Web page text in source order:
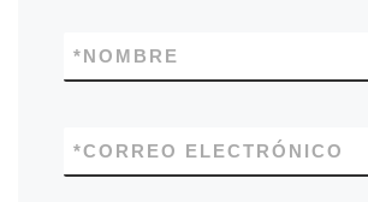
NOMBRE
*
CORREO ELECTRÓNICO
*